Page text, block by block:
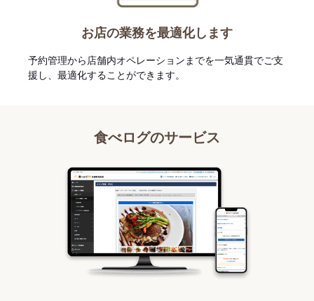
お店の業務を最適化します
予約管理から店舗内オペレーションまでを一気通貫でご支
援し、最適化することができます。
食べログのサービス